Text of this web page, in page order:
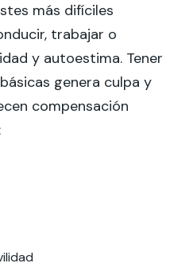
más difíciles
trabajar o
y autoestima. Tener
genera culpa y
compensación